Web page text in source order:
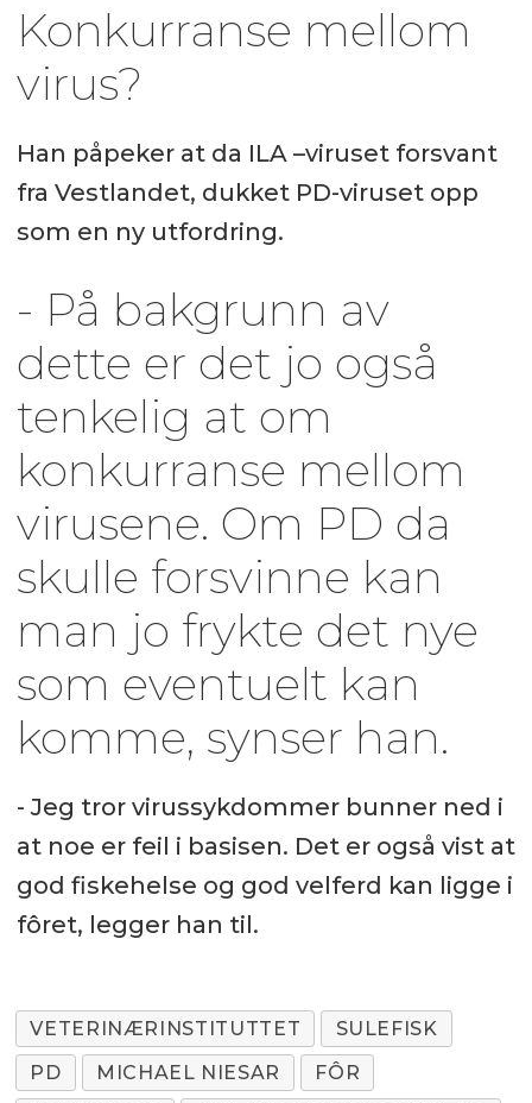
Konkurranse mellom
virus?
Han påpeker at da ILA –viruset forsvant
fra Vestlandet, dukket PD-viruset opp
som en ny utfordring.
- På bakgrunn av
dette er det jo også
tenkelig at om
konkurranse mellom
virusene. Om PD da
skulle forsvinne kan
man jo frykte det nye
som eventuelt kan
komme, synser han.
- Jeg tror virussykdommer bunner ned i
at noe er feil i basisen. Det er også vist at
god fiskehelse og god velferd kan ligge i
fôret, legger han til.
VETERINÆRINSTITUTTET
SULEFISK
PD
MICHAEL NIESAR
FÔR